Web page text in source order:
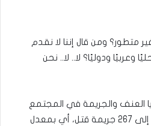
متطور؟ ومن قال إننا لا نقدم
وعربيًا ودوليًا؟ لا.. لا.. نحن
العنف والجريمة في المجتمع
العربي وصل العام الماضي إلى 267 جريمة قتل، أي بمعدل